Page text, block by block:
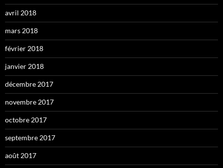
avril 2018
mars 2018
février 2018
janvier 2018
décembre 2017
novembre 2017
octobre 2017
septembre 2017
août 2017